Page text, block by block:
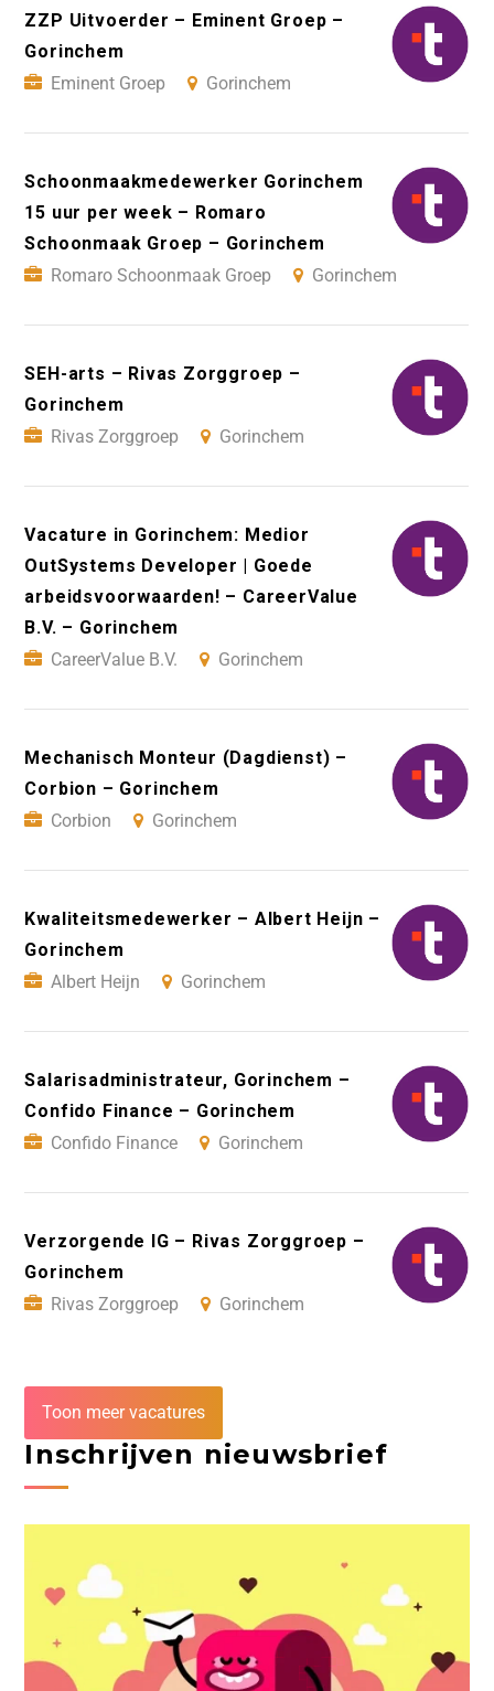
ZZP Uitvoerder – Eminent Groep –
Gorinchem
Eminent Groep
Gorinchem
Schoonmaakmedewerker Gorinchem
15 uur per week – Romaro
Schoonmaak Groep – Gorinchem
Romaro Schoonmaak Groep
Gorinchem
SEH-arts – Rivas Zorggroep –
Gorinchem
Rivas Zorggroep
Gorinchem
Vacature in Gorinchem: Medior
OutSystems Developer | Goede
arbeidsvoorwaarden! – CareerValue
B.V. – Gorinchem
CareerValue B.V.
Gorinchem
Mechanisch Monteur (Dagdienst) –
Corbion – Gorinchem
Corbion
Gorinchem
Kwaliteitsmedewerker – Albert Heijn –
Gorinchem
Albert Heijn
Gorinchem
Salarisadministrateur, Gorinchem –
Confido Finance – Gorinchem
Confido Finance
Gorinchem
Verzorgende IG – Rivas Zorggroep –
Gorinchem
Rivas Zorggroep
Gorinchem
Toon meer vacatures
Inschrijven nieuwsbrief